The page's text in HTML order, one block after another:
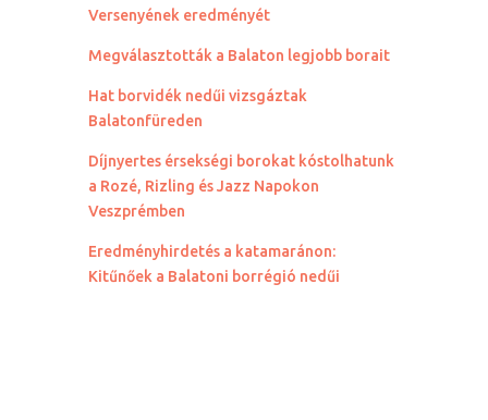
Versenyének eredményét
Megválasztották a Balaton legjobb borait
Hat borvidék nedűi vizsgáztak
Balatonfüreden
Díjnyertes érsekségi borokat kóstolhatunk
a Rozé, Rizling és Jazz Napokon
Veszprémben
Eredményhirdetés a katamaránon:
Kitűnőek a Balatoni borrégió nedűi